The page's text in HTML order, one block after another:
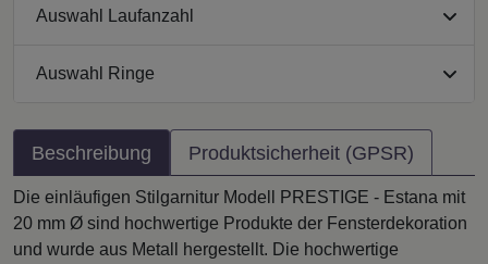
Auswahl Laufanzahl
Auswahl Ringe
Beschreibung Produktsicherheit (GPSR)
Die einläufigen Stilgarnitur Modell PRESTIGE - Estana mit
20 mm Ø sind hochwertige Produkte der Fensterdekoration
und wurde aus Metall hergestellt. Die hochwertige